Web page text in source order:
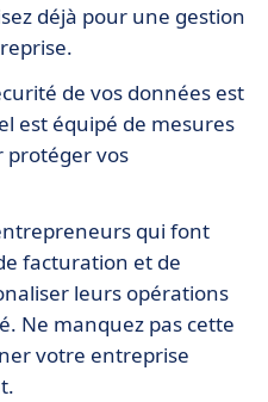
déjà pour une gestion
de vos données est
est équipé de mesures
protéger vos
qui font
facturation et de
leurs opérations
Ne manquez pas cette
votre entreprise